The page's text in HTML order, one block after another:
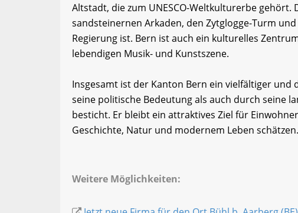
Altstadt, die zum UNESCO-Weltkulturerbe
sandsteinernen Arkaden, den Zytglogge-Turm
Regierung ist. Bern ist auch ein kulturelles
lebendigen Musik- und Kunstszene.
Insgesamt ist der Kanton Bern ein vielfältiger und
seine politische Bedeutung als auch durch seine
besticht. Er bleibt ein attraktives Ziel für
Geschichte, Natur und modernem Leben schätzen.
Weitere Möglichkeiten: